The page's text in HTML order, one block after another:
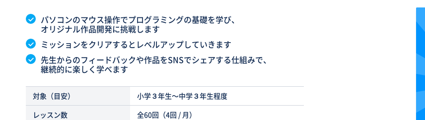
パソコンのマウス操作でプログラミングの基礎を学び、
オリジナル作品開発に挑戦します
ミッションをクリアするとレベルアップしていきます
先生からのフィードバックや作品をSNSでシェアする仕組みで、
継続的に楽しく学べます
対象（目安）
小学３年生〜中学３年生程度
レッスン数
全60回（4回 / 月）